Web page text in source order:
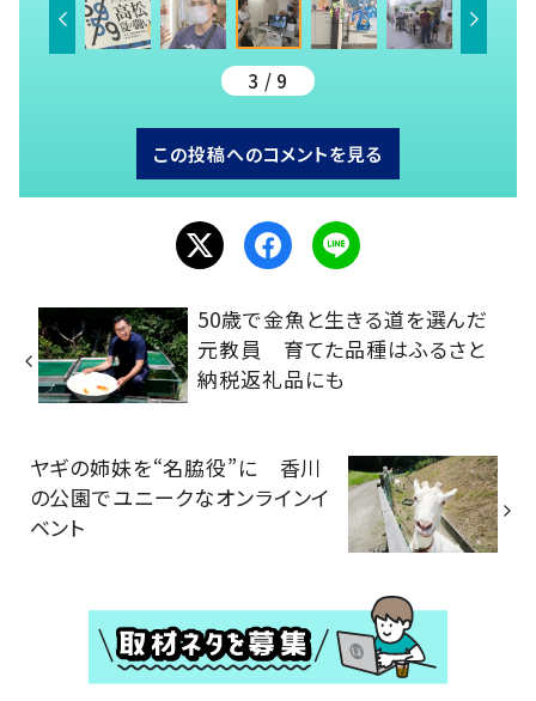
3 / 9
この投稿へのコメントを見る
50歳で金魚と生きる道を選んだ
元教員 育てた品種はふるさと
納税返礼品にも
ヤギの姉妹を“名脇役”に 香川
の公園でユニークなオンラインイ
ベント